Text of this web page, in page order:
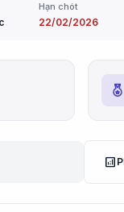
Hạn chót
22/02/2026
analytics